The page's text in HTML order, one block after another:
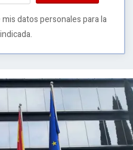
datos personales para la